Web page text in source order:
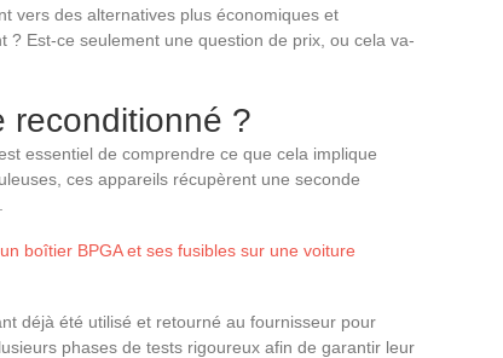
vers des alternatives plus économiques et
Est-ce seulement une question de prix, ou cela va-
reconditionné ?
est essentiel de comprendre ce que cela implique
ces appareils récupèrent une seconde
boîtier BPGA et ses fusibles sur une voiture
déjà été utilisé et retourné au fournisseur pour
phases de tests rigoureux afin de garantir leur